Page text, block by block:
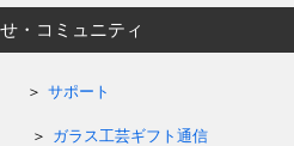
・コミュニティ
サポート
ガラス工芸ギフト通信